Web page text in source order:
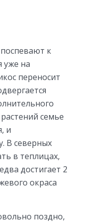
к
уже на
переносит
семье
и
В северных
в теплицах,
достигает 2
окраса
поздно,